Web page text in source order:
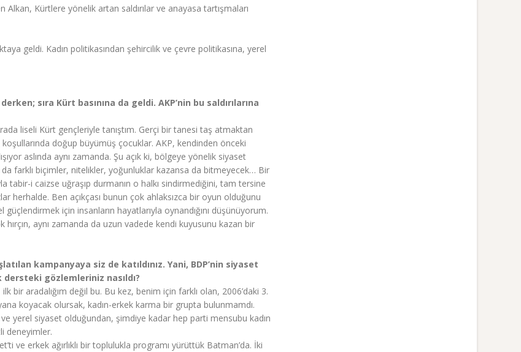
Kürtlere yönelik artan saldırılar ve anayasa tartışmaları
geldi. Kadın politikasından şehircilik ve çevre politikasına, yerel
sıra Kürt basınına da geldi. AKP’nin bu saldırılarına
liseli Kürt gençleriyle tanıştım. Gerçi bir tanesi taş atmaktan
doğup büyümüş çocuklar. AKP, kendinden önceki
aslında aynı zamanda. Şu açık ki, bölgeye yönelik siyaset
farklı biçimler, nitelikler, yoğunluklar kazansa da bitmeyecek… Bir
tabir-i caizse uğraşıp durmanın o halkı sindirmediğini, tam tersine
herhalde. Ben açıkçası bunun çok ahlaksızca bir oyun olduğunu
için insanların hayatlarıyla oynandığını düşünüyorum.
aynı zamanda da uzun vadede kendi kuyusunu kazan bir
kampanyaya siz de katıldınız. Yani, BDP’nin siyaset
gözlemleriniz nasıldı?
bir aradalığım değil bu. Bu kez, benim için farklı olan, 2006’daki 3.
koyacak olursak, kadın-erkek karma bir grupta bulunmamdı.
yerel siyaset olduğundan, şimdiye kadar hep parti mensubu kadın
deneyimler.
ve erkek ağırlıklı bir toplulukla programı yürüttük Batman’da. İki